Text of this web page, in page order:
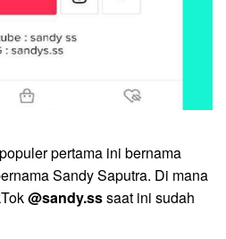
pertama ini bernama
Sandy Saputra. Di mana
@sandy.sssaat ini sudah